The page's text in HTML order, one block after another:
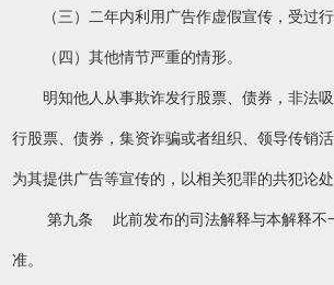
（三）二年内利用广告作虚假宣传，受过行
（四）其他情节严重的情形。
明知他人从事欺诈发行股票、债券，非法吸
行股票、债券，集资诈骗或者组织、领导传销
为其提供广告等宣传的，以相关犯罪的共犯论
第九条 此前发布的司法解释与本解释不
准。